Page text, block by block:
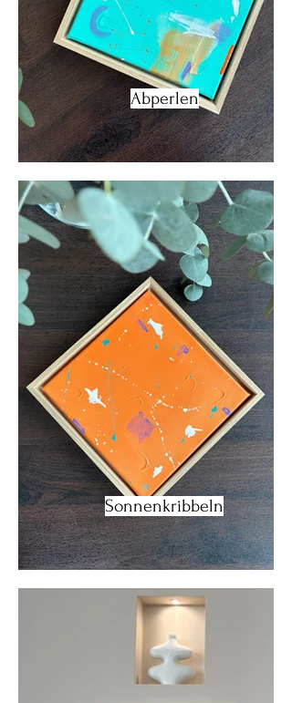
Abperlen
Sonnenkribbeln